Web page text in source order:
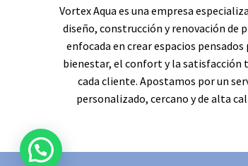
Vortex Aqua es una empresa
diseño, construcción y renovación de
enfocada en crear espacios pensados
bienestar, el confort y la satisfacción
cada cliente. Apostamos por un
personalizado, cercano y de alta